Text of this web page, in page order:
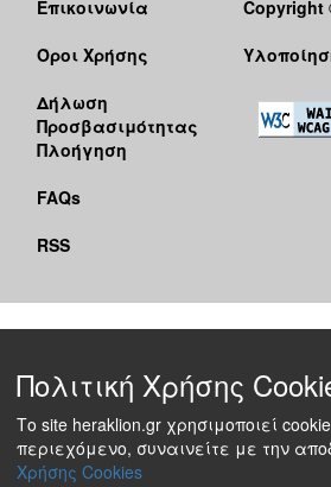
Επικοινωνία
Όροι Χρήσης
Δήλωση
Προσβασιμότητας
Πλοήγηση
FAQs
RSS
Copyright
Πολιτική Χρήσης
Το site heraklion.gr χρησιμοποιεί
περιεχόμενο, συναινείτε με την
Χρήσης Cookies